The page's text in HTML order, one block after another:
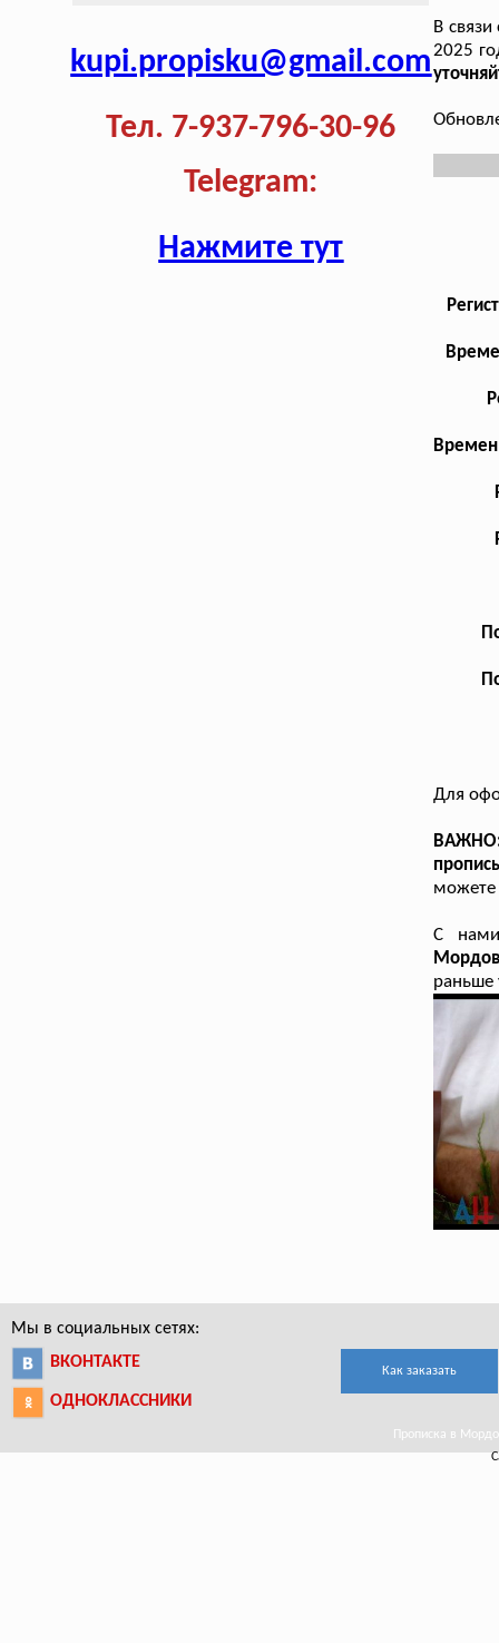
kupi.propisku@gmail.com
Тел. 7-937-796-30-96
Telegram:
Нажмите тут
В
2025
Для
можете
С
раньше
Мы в социальных сетях:
ВКОНТАКТЕ
ОДНОКЛАССНИКИ
Как заказать
Прописка в